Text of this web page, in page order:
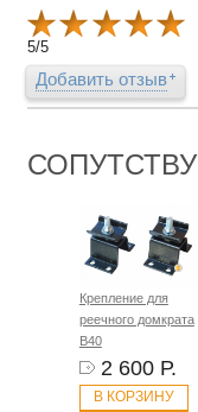
5/5
Добавить отзыв
Крепление для
реечного домкрата
B40
2 600 Р.
В КОРЗИНУ